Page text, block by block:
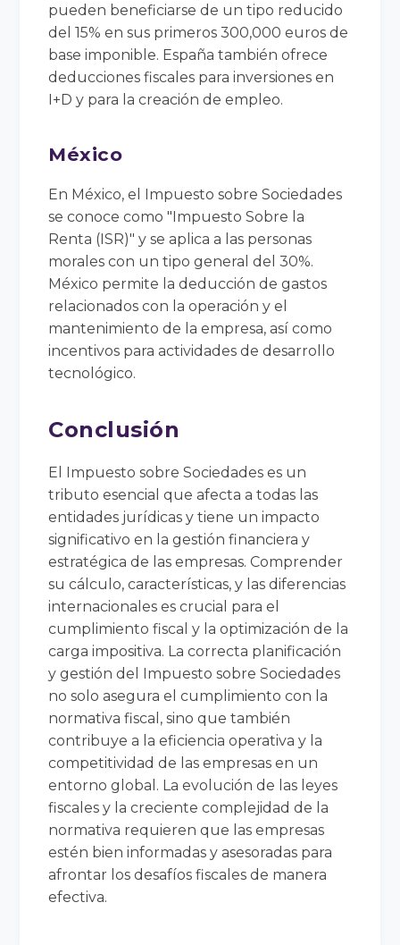
pueden beneficiarse de un tipo reducido
del 15% en sus primeros 300,000 euros de
base imponible. España también ofrece
deducciones fiscales para inversiones en
I+D y para la creación de empleo.
México
En México, el Impuesto sobre Sociedades
se conoce como "Impuesto Sobre la
Renta (ISR)" y se aplica a las personas
morales con un tipo general del 30%.
México permite la deducción de gastos
relacionados con la operación y el
mantenimiento de la empresa, así como
incentivos para actividades de desarrollo
tecnológico.
Conclusión
El Impuesto sobre Sociedades es un
tributo esencial que afecta a todas las
entidades jurídicas y tiene un impacto
significativo en la gestión financiera y
estratégica de las empresas. Comprender
su cálculo, características, y las diferencias
internacionales es crucial para el
cumplimiento fiscal y la optimización de la
carga impositiva. La correcta planificación
y gestión del Impuesto sobre Sociedades
no solo asegura el cumplimiento con la
normativa fiscal, sino que también
contribuye a la eficiencia operativa y la
competitividad de las empresas en un
entorno global. La evolución de las leyes
fiscales y la creciente complejidad de la
normativa requieren que las empresas
estén bien informadas y asesoradas para
afrontar los desafíos fiscales de manera
efectiva.